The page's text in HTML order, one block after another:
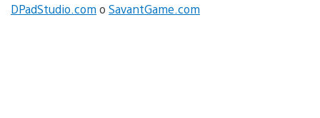
DPadStudio.com o SavantGame.com